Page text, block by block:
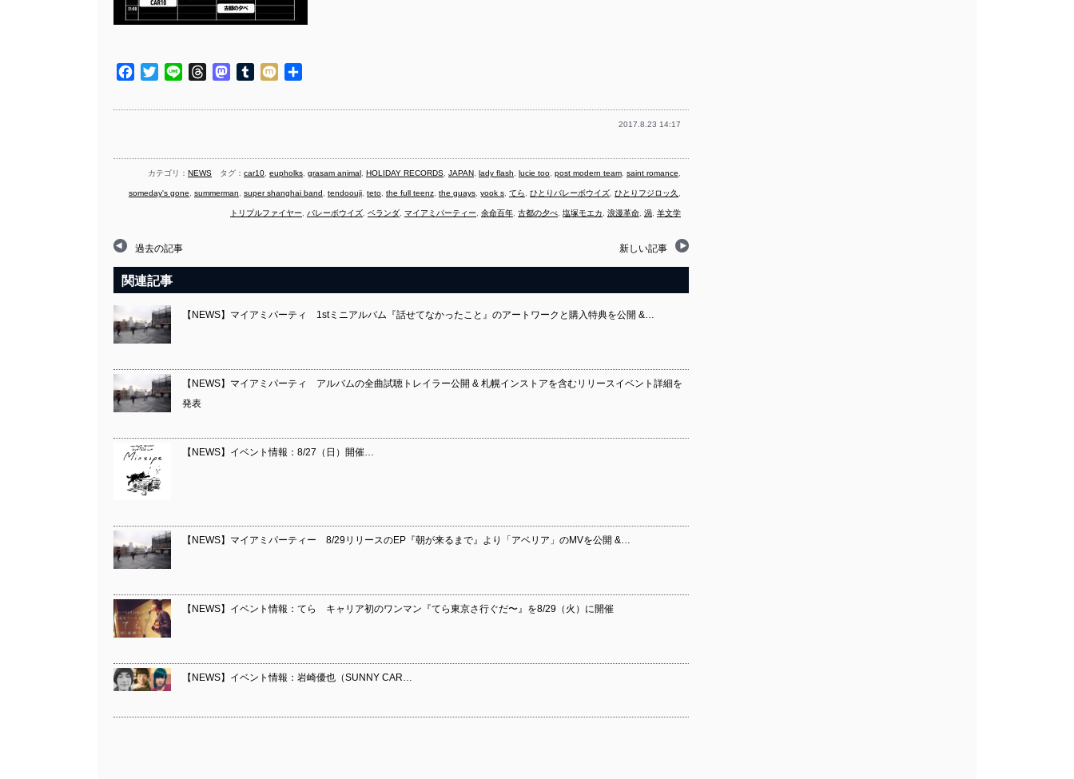
Facebook
TwitterLine ThreadsMastodon
TumblrMixi
2017.8.23 14:17
カテゴリ： NEWS タグ： car10 eupholks grasam animal HOLIDAY RECORDS JAPAN lady flash lucie too post modern team saint romance
someday's gone summerman super shanghai band tendoouji teto the full teenz the guays yook s てら ひとりバレーボウイズ ひとりフジロッ久
トリプルファイヤー バレーボウイズ ベランダ マイアミパーティー 余命百年 古都の夕べ 塩塚モエカ 浪漫革命 渦 羊文学
過去の記事 新しい記事
関連記事
【NEWS】マイアミパーティ 1stミニアルバム『話せてなかったこと』のアートワークと購入特典を公開 &…
【NEWS】マイアミパーティ アルバムの全曲試聴トレイラー公開 & 札幌インストアを含むリリースイベント詳細を
発表
【NEWS】イベント情報：8/27（日）開催…
【NEWS】マイアミパーティー 8/29リリースのEP『朝が来るまで』より「アベリア」のMVを公開 &…
【NEWS】イベント情報：てら キャリア初のワンマン『てら東京さ行ぐだ〜』を8/29（火）に開催
【NEWS】イベント情報：岩崎優也（SUNNY CAR…